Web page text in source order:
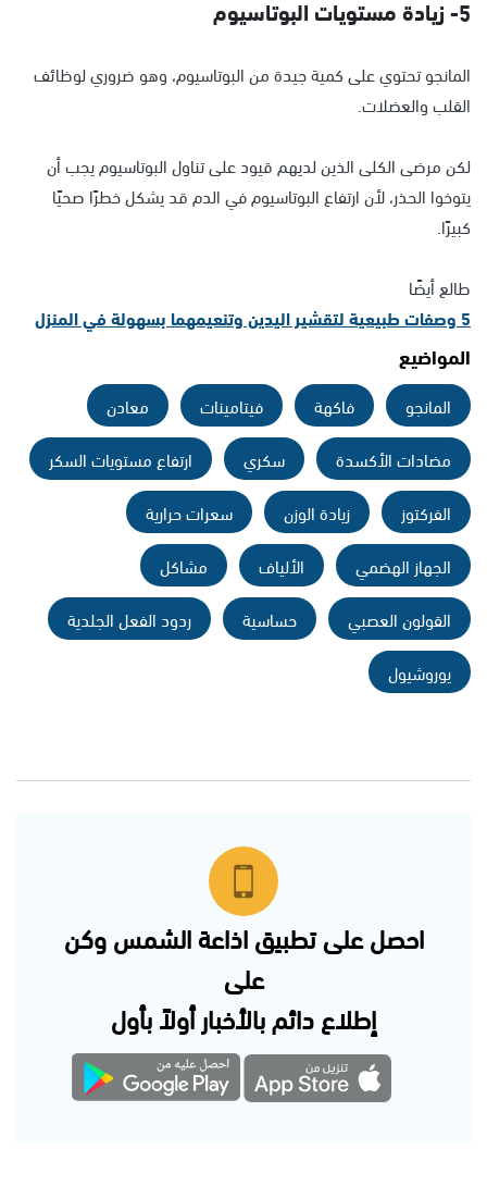
5- زيادة مستويات البوتاسيوم
المانجو تحتوي على كمية جيدة من البوتاسيوم، وهو ضروري لوظائف
القلب والعضلات.
لكن مرضى الكلى الذين لديهم قيود على تناول البوتاسيوم يجب أن
يتوخوا الحذر، لأن ارتفاع البوتاسيوم في الدم قد يشكل خطرًا صحيًا
كبيرًا.
طالع أيضًا
5 وصفات طبيعية لتقشير اليدين وتنعيمهما بسهولة في المنزل
المواضيع
المانجو فاكهة فيتامينات
معادن
مضادات الأكسدة
سكري
ارتفاع مستويات السكر
الفركتوز
زيادة الوزن
سعرات حرارية
الجهاز الهضمي
الألياف
مشاكل
القولون العصبي
حساسية
ردود الفعل الجلدية
يوروشيول
احصل على تطبيق اذاعة الشمس وكن
على
إطلاع دائم بالأخبار أولاً بأول